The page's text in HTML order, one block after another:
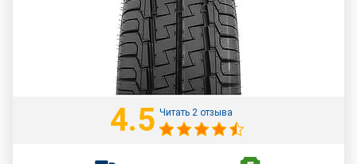
4.5 Читать 2 отзыва